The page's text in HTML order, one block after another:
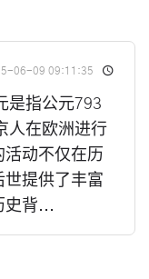
06-09 09:11:35
是指公元793
人在欧洲进行
动不仅在历
提供了丰富
史背...